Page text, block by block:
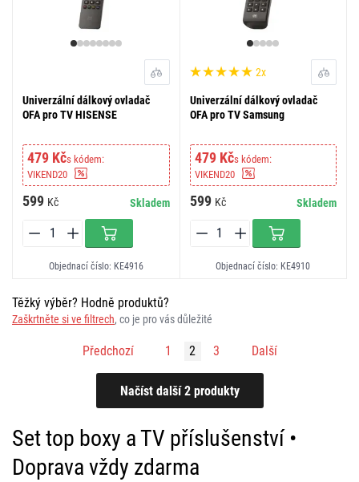
Univerzální dálkový ovladač
OFA pro TV HISENSE
479 Kčs kódem:
VIKEND20
599 Kč Skladem
Objednací číslo: KE4916
2x
Univerzální dálkový ovladač
OFA pro TV Samsung
479 Kčs kódem:
VIKEND20
599 Kč Skladem
Objednací číslo: KE4910
Těžký výběr? Hodně produktů?
Zaškrtněte si ve filtrech, co je pro vás důležité
Předchozí 1 2 3 Další
Set top boxy a TV příslušenství •
Doprava vždy zdarma